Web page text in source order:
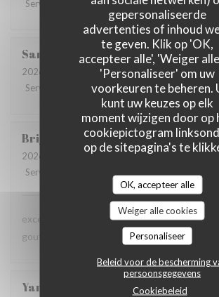
gepersonaliseerde
advertenties of inhoud
te geven. Klik op 'OK,
accepteer alle', 'Weiger
'Personaliseer' om uw
voorkeuren te beheren.
kunt uw keuzes op elk
moment wijzigen door op
cookiepictogram
op de sitepagina's te
OK, accepteer alle
Weiger alle cookies
Personaliseer
Beleid voor de bescherming
persoonsgegevens
Cookiebeleid
Service
Atmosfeer:5/5 Keuken:5/5
Sandrine D
2026-07-09
- 12:30 - Gasten 6
Service
Atmosfeer:5/5 Keuken: 5/5
Brigitte
2026-07-08
- 12:45 - Gasten 3
Service
excellente présentation dans les assiettes et
gouteuses pour les papilles
Yannick